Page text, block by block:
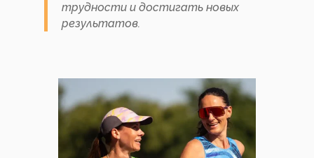
трудности и достигать новых
результатов.